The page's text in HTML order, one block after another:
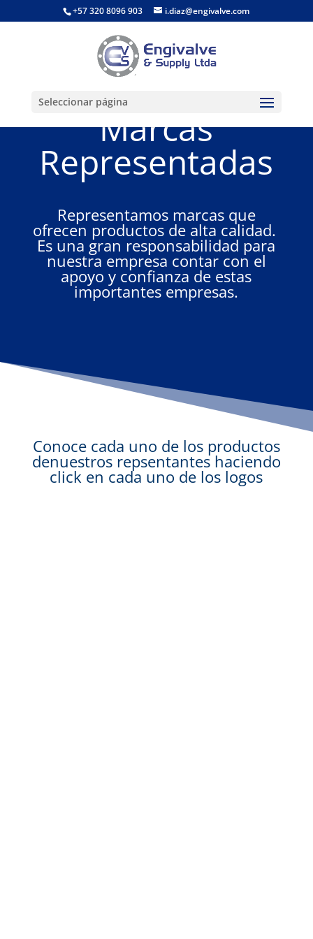
+57 320 8096 903 i.diaz@engivalve.com
Seleccionar página
Marcas
Representadas
Representamos marcas que
ofrecen productos de alta calidad.
Es una gran responsabilidad para
nuestra empresa contar con el
apoyo y confianza de estas
importantes empresas.
Conoce cada uno de los productos
denuestros repsentantes haciendo
click en cada uno de los logos